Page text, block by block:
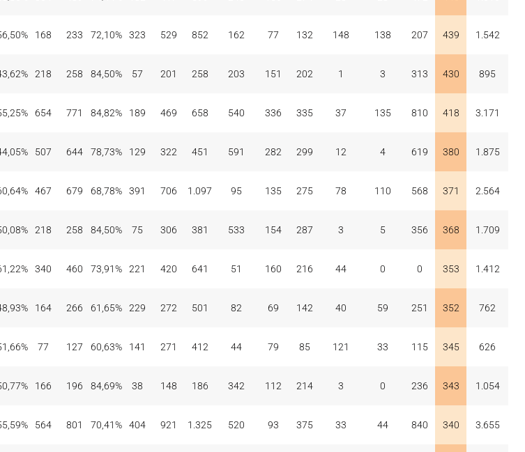
168 233 72,10% 323 529 852 162 77 132 148 138 207 439 1.542
218 258 84,50% 57 201 258 203 151 202 1 3 313 430 895
654 771 84,82% 189 469 658 540 336 335 37 135 810 418 3.171
507 644 78,73% 129 322 451 591 282 299 12 4 619 380 1.875
467 679 68,78% 391 706 1.097 95 135 275 78 110 568 371 2.564
218 258 84,50% 75 306 381 533 154 287 3 5 356 368 1.709
340 460 73,91% 221 420 641 51 160 216 44 0 0 353 1.412
164 266 61,65% 229 272 501 82 69 142 40 59 251 352 762
77 127 60,63% 141 271 412 44 79 85 121 33 115 345 626
166 196 84,69% 38 148 186 342 112 214 3 0 236 343 1.054
564 801 70,41% 404 921 1.325 520 93 375 33 44 840 340 3.655